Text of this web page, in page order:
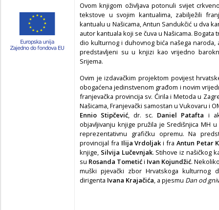
Ovom knjigom oživljava potonuli svijet
tekstove u svojim kantualima, zabilježili
kantualu u Našicama, Antun Sandukčić u dva
autor kantuala koji se čuva u Našicama.
dio kulturnog i duhovnog bića našega
predstavljeni su u knjizi kao vrijedno
Srijema.
Ovim je izdavačkim projektom povijest
obogaćena jedinstvenom građom i novim
franjevačka provincija sv. Ćirila i Metoda u
Našicama, Franjevački samostan u Vukovaru i
Ennio Stipčević , dr. sc. Daniel Patafta i
objavljivanju knjige pružila je Središnjica MH
reprezentativnu grafičku opremu. Na
provincijal fra Ilija Vrdoljak i fra Antun Petar
knjige, Silvija Lučevnjak. Stihove iz našičkog
su Rosanda Tometići Ivan Kojundžić.
muški pjevački zbor Hrvatskoga kulturnog
dirigenta Ivana Krajačića , a pjesmu Dan od